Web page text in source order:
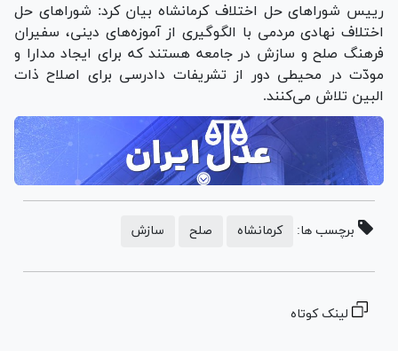
رییس شورا‌های حل اختلاف کرمانشاه بیان کرد: شورا‌های حل
اختلاف نهادی مردمی با الگوگیری از آموزه‌های دینی، سفیران
فرهنگ صلح و سازش در جامعه هستند که برای ایجاد مدارا و
مودّت در محیطی دور از تشریفات دادرسی برای اصلاح ذات
البین تلاش می‌کنند.
برچسب ها: کرمانشاه صلح سازش
لینک کوتاه